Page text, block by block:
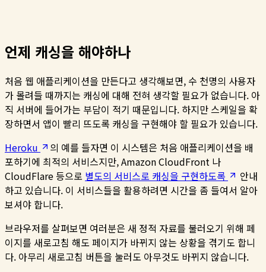
언제 캐싱을 해야하나
처음 웹 애플리케이션을 만든다고 생각해보면, 수 천명의 사용자
가 몰려들 때까지는 캐싱에 대해 전혀 생각할 필요가 없습니다. 아
직 서버에 들어가는 부담이 적기 때문입니다. 하지만 스케일을 확
장하면서 앱이 빨리 뜨도록 캐싱을 구현해야 할 필요가 있습니다.
Heroku
의 예를 들자면 이 시스템은 처음 애플리케이션을 배
포하기에 최적의 서비스지만, Amazon CloudFront 나
CloudFlare 등으로 별도의 서비스로 캐싱을 구현하도록
안내
하고 있습니다. 이 서비스들을 활용하려면 시간을 좀 들여서 알아
보셔야 합니다.
브라우저를 살펴보면 여러분은 새 정적 자료를 불러오기 위해 페
이지를 새로고침 해도 페이지가 바뀌지 않는 상황을 겪기도 합니
다. 아무리 새로고침 버튼을 눌러도 아무것도 바뀌지 않습니다.